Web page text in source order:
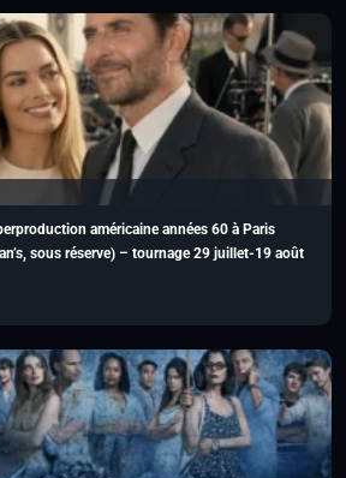
américaine années 60 à Paris
sous réserve) – tournage 29 juillet-19 août